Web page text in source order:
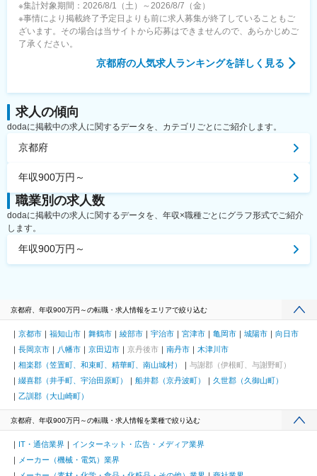
※集計対象期間：2026/8/1（土）～2026/8/7（金）
※事情により掲載終了予定日よりも前に求人募集が終了していることもご
ざいます。その場合は当サイトから応募はできませんので、あらかじめご
了承ください。
京都府の人気求人ランキングを詳しく見る
求人の傾向
dodaに掲載中の求人に関するデータを、カテゴリごとにご紹介します。
京都府
年収900万円～
職業別の求人数
dodaに掲載中の求人に関するデータを、年収×職種ごとにグラフ形式でご紹介
します。
年収900万円～
京都府、年収900万円～の転職・求人情報をエリアで絞り込む
京都市 福知山市 舞鶴市 綾部市 宇治市 宮津市 亀岡市 城陽市
向日市
長岡京市
八幡市 京田辺市 京丹後市 南丹市
木津川市
相楽郡（笠置町、和束町、精華町、南山城村）
与謝郡（伊根町、与謝野町）
綴喜郡（井手町、宇治田原町）
船井郡（京丹波町）
久世郡（久御山町）
乙訓郡（大山崎町）
京都府、年収900万円～の転職・求人情報を業種で絞り込む
IT・通信業界
インターネット・広告・メディア業界
メーカー（機械・電気）業界